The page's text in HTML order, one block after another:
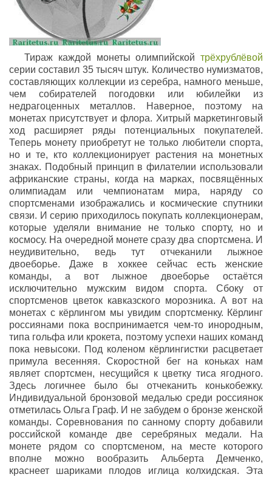
Тираж каждой монеты олимпийской трёхрублёвой
серии составил 35 тысяч штук. Количество нумизматов,
составляющих коллекции из серебра, намного меньше,
чем собирателей погодовки или юбилейки из
недрагоценных металлов. Наверное, поэтому на
монетах присутствует и флора. Хитрый маркетинговый
ход расширяет ряды потенциальных покупателей.
Теперь монету приобретут не только любители спорта,
но и те, кто коллекционирует растения на монетных
знаках. Подобный принцип в филателии использовали
африканские страны, когда на марках, посвящённых
олимпиадам или чемпионатам мира, наряду со
спортсменами изображались и космические спутники
связи. И серию приходилось покупать коллекционерам,
которые уделяли внимание не только спорту, но и
космосу. На очередной монете сразу два спортсмена. И
неудивительно, ведь тут отчеканили лыжное
двоеборье. Даже в хоккее сейчас есть женские
команды, а вот лыжное двоеборье остаётся
исключительно мужским видом спорта. Сбоку от
спортсменов цветок кавказского морозника. А вот на
монетах с кёрлингом мы увидим спортсменку. Кёрлинг
россиянами пока воспринимается чем-то инородным,
типа гольфа или крокета, поэтому успехи наших команд
пока невысоки. Под коленом кёрлингистки расцветает
примула весенняя. Скоростной бег на коньках нам
являет спортсмен, несущийся к цветку тиса ягодного.
Здесь логичнее было бы отчеканить конькобежку.
Индивидуальной бронзовой медалью среди россиянок
отметилась Ольга Граф. И не забудем о бронзе женской
команды. Соревнования по санному спорту добавили
российской команде две серебряных медали. На
монете рядом со спортсменом, на месте которого
вполне можно вообразить Альберта Демченко,
краснеет шариками плодов иглица колхидская. Эта